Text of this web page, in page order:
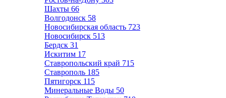
Шахты 66
Волгодонск 58
Новосибирская область 723
Новосибирск 513
Бердск 31
Искитим 17
Ставропольский край 715
Ставрополь 185
Пятигорск 115
Минеральные Воды 50